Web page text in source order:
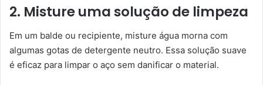
2. Misture uma solução de limpeza
Em um balde ou recipiente, misture água morna com
algumas gotas de detergente neutro. Essa solução suave
é eficaz para limpar o aço sem danificar o material.